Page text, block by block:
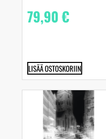
79,90€
LISÄÄ OSTOSKORIIN